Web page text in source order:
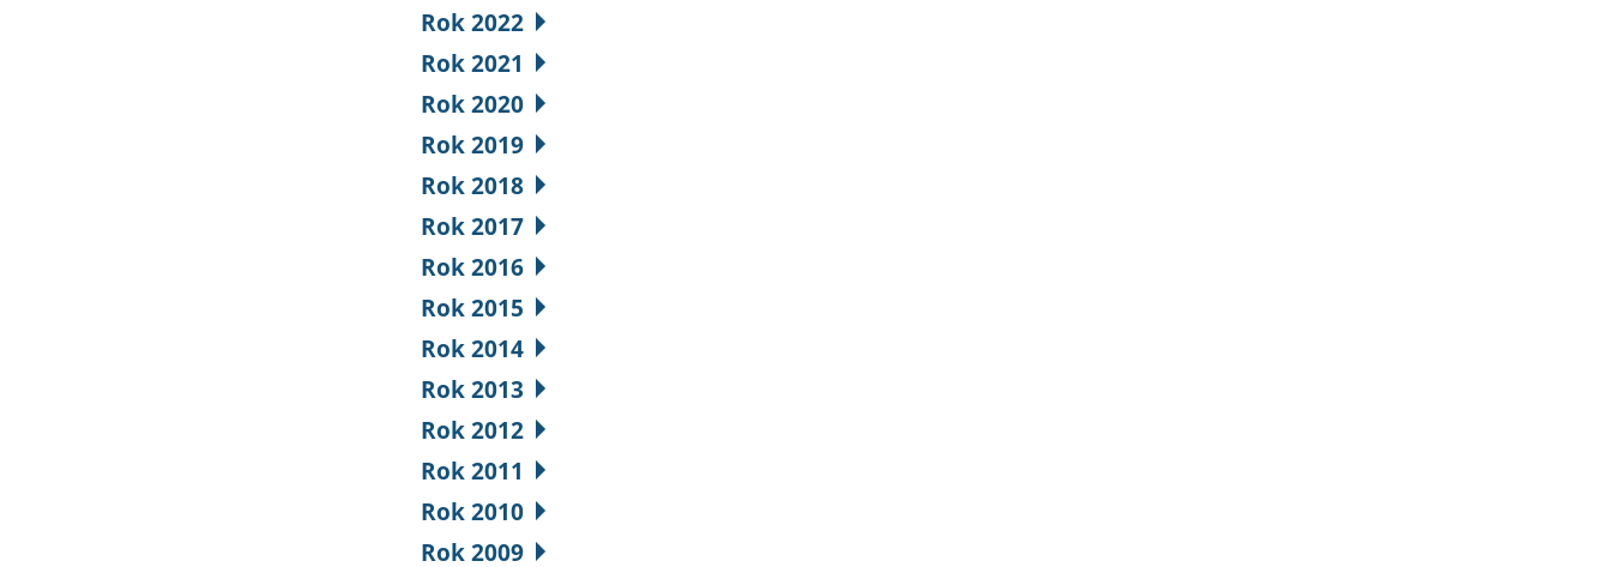
Rok 2022
Rok 2021
Rok 2020
Rok 2019
Rok 2018
Rok 2017
Rok 2016
Rok 2015
Rok 2014
Rok 2013
Rok 2012
Rok 2011
Rok 2010
Rok 2009